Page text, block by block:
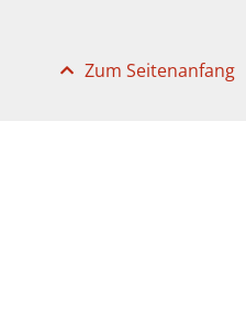
Zum Seitenanfang